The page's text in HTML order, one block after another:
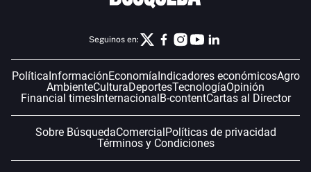
Seguinos en:
Política InformaciónEconomía Indicadores económicosAgro
AmbienteCulturaDeportesTecnologíaOpinión
Financial timesInternacional B-contentCartas al Director
Sobre BúsquedaComercial Políticas de privacidad
Términos y Condiciones